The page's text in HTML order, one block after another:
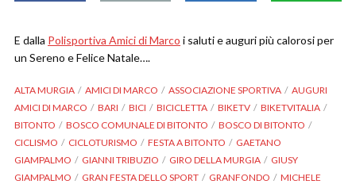
E dalla Polisportiva Amici di Marco i saluti e auguri più calorosi per
un Sereno e Felice Natale….
ALTA MURGIA AMICI DI MARCO ASSOCIAZIONE SPORTIVA
AUGURI
AMICI DI MARCO
BARI BICI BICICLETTA BIKETV
BIKETVITALIA
BITONTO
BOSCO COMUNALE DI BITONTO
BOSCO DI BITONTO
CICLISMO
CICLOTURISMO FESTA A BITONTO
GAETANO
GIAMPALMO
GIANNI TRIBUZIO GIRO DELLA MURGIA
GIUSY
GIAMPALMO
GRAN FESTA DELLO SPORT GRANFONDO
MICHELE